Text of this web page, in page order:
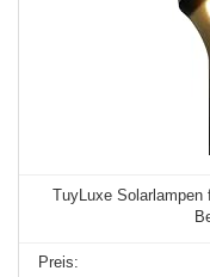
TuyLuxe Solarlampen